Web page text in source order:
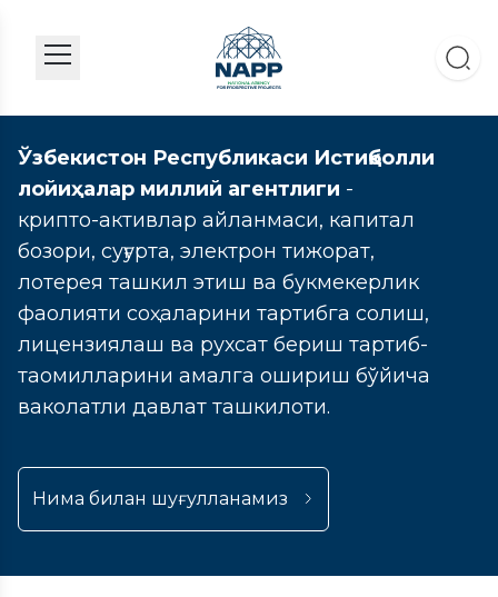
Ўзбекистон Республикаси Истиқболли
лойиҳалар миллий агентлиги -
крипто-активлар айланмаси, капитал
бозори, суғурта, электрон тижорат,
лотерея ташкил этиш ва букмекерлик
фаолияти соҳаларини тартибга солиш,
лицензиялаш ва рухсат бериш тартиб-
таомилларини амалга ошириш бўйича
ваколатли давлат ташкилоти.
Нима билан шуғулланамиз